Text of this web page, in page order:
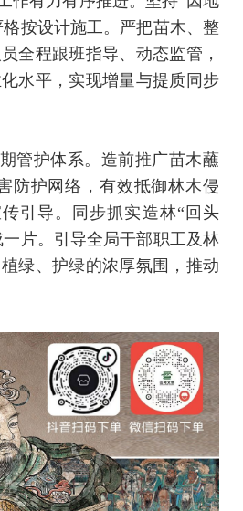
按设计施工。严把苗木、整
全程跟班指导、动态监管，
水平，实现增量与提质同步
管护体系。造前推广苗木蘸
防护网络，有效抵御林木侵
引导。同步抓实造林“回头
片。引导全局干部职工及林
绿、护绿的浓厚氛围，推动